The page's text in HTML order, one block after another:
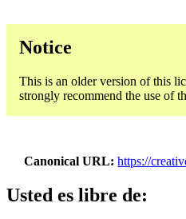
Notice
This is an older version of this
strongly recommend the use of
Canonical URL https://
Usted es libre de: